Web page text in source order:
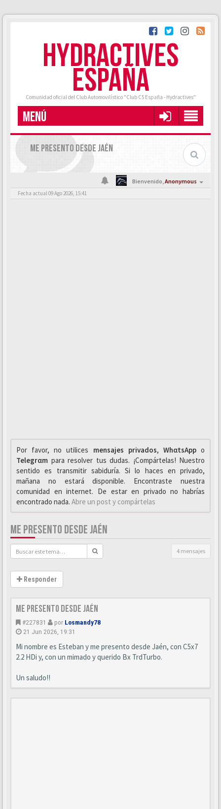
HYDRACTIVES
ESPAÑA
Comunidad oficial del Club Automovilístico "Club C5 España - Hydractives"
MENÚ
ME PRESENTO DESDE JAÉN
Bienvenido,Anonymous
Fecha actual 09 Ago 2026, 15:41
Por favor, no utilices mensajes privados, WhαtsAppo
Telegrαm para resolver tus dudas. ¡Compártelas! Nuestro
sentido es transmitir sabiduría. Si lo haces en privado,
mañana no estará disponible. Encontraste nuestra
comunidad en internet. De estar en privado no habrías
encontrado nada. Abre un post y compártelas
ME PRESENTO DESDE JAÉN
4 mensajes
Responder
Me presento desde Jaén
#227831 por Losmandy78
21 Jun 2026, 19:31
Mi nombre es Esteban y me presento desde Jaén, con C5x7
2.2 HDi y, con un mimado y querido Bx TrdTurbo.
Un saludo!!